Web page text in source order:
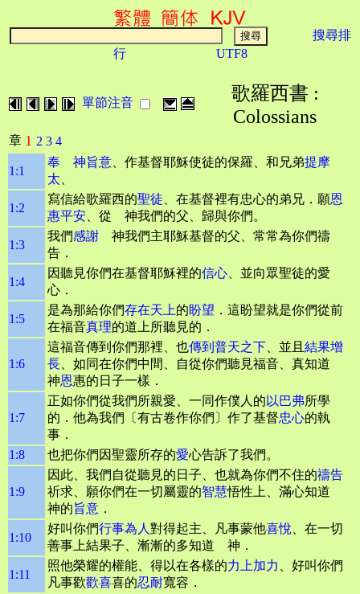
搜尋排
行
UTF8
單節注音
歌羅西書 :
Colossians
章 1 2 3 4
1:1
奉 神旨意 、作基督耶穌使徒的保羅、和兄弟提摩
太
1:2
寫信給歌羅西的聖徒 、在基督裡有忠心的弟兄．願恩
惠平安 、從 神我們的父、歸與你們。
1:3
我們感謝 神我們主耶穌基督的父、常常為你們禱
告．
1:4
因聽見你們在基督耶穌裡的信心 、並向眾聖徒的愛
心．
1:5
是為那給你們存在天上的盼望 ．這盼望就是你們從前
在福音真理的道上所聽見的．
1:6
這福音傳到你們那裡、也傳到普天之下 、並且 結果增
長 、如同在你們中間、自從你們聽見福音、真知道
神恩惠的日子一樣．
1:7
正如你們從我們所親愛、一同作僕人的 以巴弗所學
的．他為我們〔有古卷作你們〕作了基督忠心的執
事．
1:8
也把你們因聖靈所存的愛心告訴了我們。
1:9
因此、我們自從聽見的日子、也就為你們不住的禱告
祈求、願你們在一切屬靈的智慧悟性上、滿心知道
神的旨意 ．
1:10
好叫你們行事為人 對得起主、凡事蒙他喜悅 、在一切
善事上結果子、漸漸的多知道 神．
1:11
照他榮耀的權能、得以在各樣的力上加力
、好叫你們
凡事歡歡喜喜的忍耐寬容．